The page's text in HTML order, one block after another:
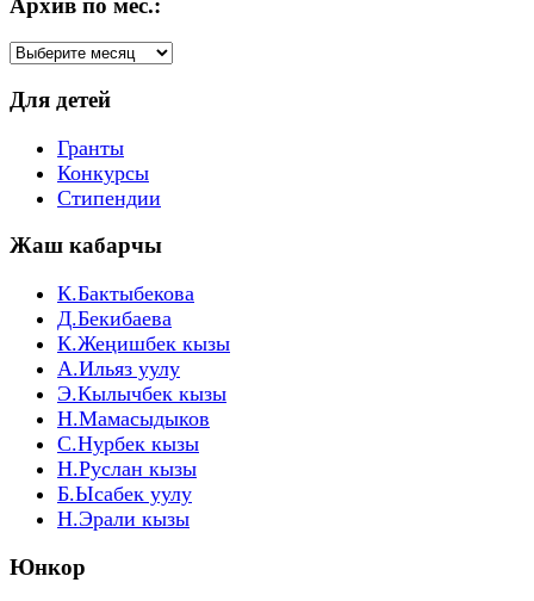
Архив по мес.:
Архив
мес.:
Для детей
Гранты
Конкурсы
Стипендии
Жаш кабарчы
К.Бактыбекова
Д.Бекибаева
К.Жеңишбек кызы
А.Ильяз уулу
Э.Кылычбек кызы
Н.Мамасыдыков
С.Нурбек кызы
Н.Руслан кызы
Б.Ысабек уулу
Н.Эрали кызы
Юнкор